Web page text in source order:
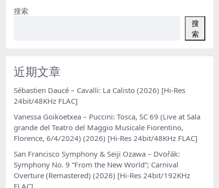
搜索
搜
索
近期文章
Sébastien Daucé – Cavalli: La Calisto (2026) [Hi-Res
24bit/48KHz FLAC]
Vanessa Goikoetxea – Puccini: Tosca, SC 69 (Live at Sala
grande del Teatro del Maggio Musicale Fiorentino,
Florence, 6/4/2024) (2026) [Hi-Res 24bit/48KHz FLAC]
San Francisco Symphony & Seiji Ozawa – Dvořák:
Symphony No. 9 “From the New World”; Carnival
Overture (Remastered) (2026) [Hi-Res 24bit/192KHz
FLAC]